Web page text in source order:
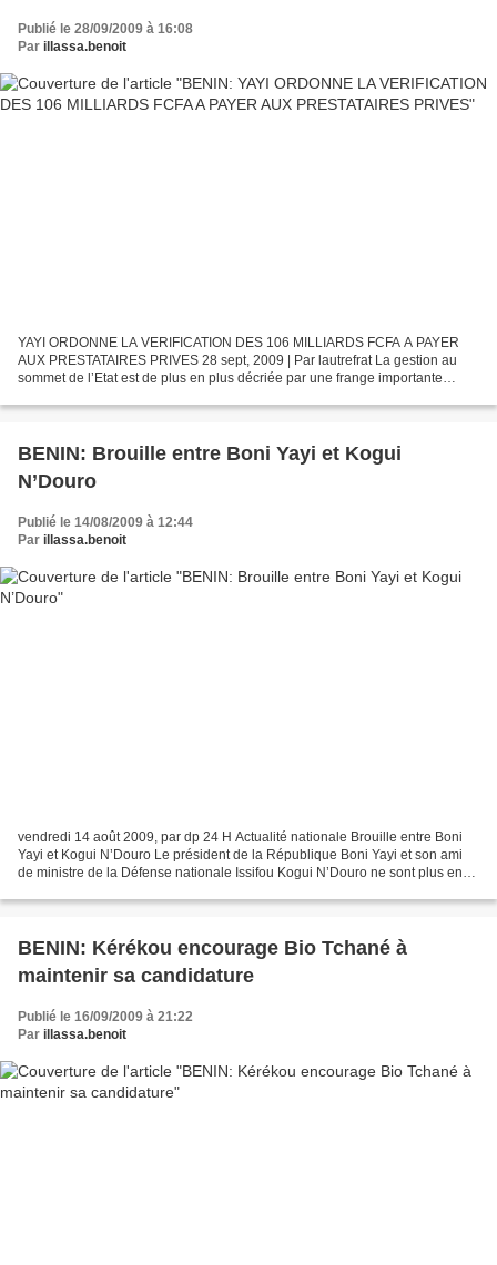
Publié le 28/09/2009 à 16:08
Par illassa.benoit
YAYI ORDONNE LA VERIFICATION DES 106 MILLIARDS FCFA A PAYER
AUX PRESTATAIRES PRIVES 28 sept, 2009 | Par lautrefrat La gestion au
sommet de l’Etat est de plus en plus décriée par une frange importante
BENIN: Brouille entre Boni Yayi et Kogui
N’Douro
Publié le 14/08/2009 à 12:44
Par illassa.benoit
vendredi 14 août 2009, par dp 24 H Actualité nationale Brouille entre Boni
Yayi et Kogui N’Douro Le président de la République Boni Yayi et son ami
de ministre de la Défense nationale Issifou Kogui N’Douro ne sont plus en
BENIN: Kérékou encourage Bio Tchané à
maintenir sa candidature
Publié le 16/09/2009 à 21:22
Par illassa.benoit